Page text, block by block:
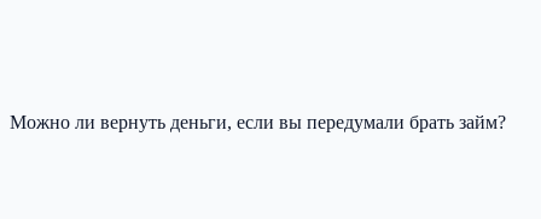
Можно ли вернуть деньги, если вы передумали брать займ?